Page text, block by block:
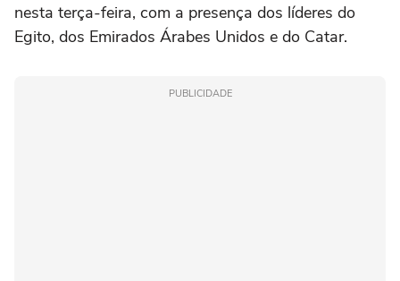
nesta terça-feira, com a presença dos líderes do
Egito, dos Emirados Árabes Unidos e do Catar.
PUBLICIDADE